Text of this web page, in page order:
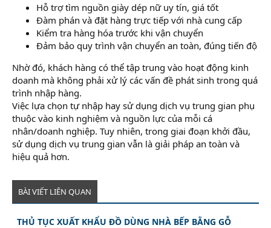
Hỗ trợ tìm nguồn giày dép nữ uy tín, giá tốt
Đàm phán và đặt hàng trực tiếp với nhà cung cấp
Kiểm tra hàng hóa trước khi vận chuyển
Đảm bảo quy trình vận chuyển an toàn, đúng tiến độ
Nhờ đó, khách hàng có thể tập trung vào hoạt động kinh
doanh mà không phải xử lý các vấn đề phát sinh trong quá
trình nhập hàng.
Việc lựa chọn tự nhập hay sử dụng dịch vụ trung gian phụ
thuộc vào kinh nghiệm và nguồn lực của mỗi cá
nhân/doanh nghiệp. Tuy nhiên, trong giai đoạn khởi đầu,
sử dụng dịch vụ trung gian vẫn là giải pháp an toàn và
hiệu quả hơn.
BÀI VIẾT LIÊN QUAN
THỦ TỤC XUẤT KHẨU ĐỒ DÙNG NHÀ BẾP BẰNG GỖ